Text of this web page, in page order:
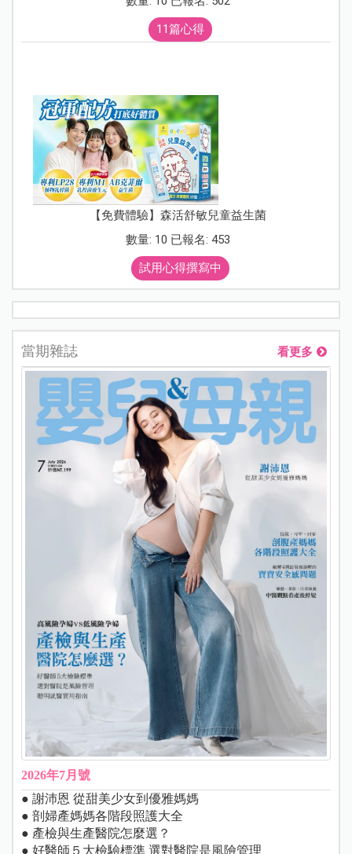
11篇心得
【免費體驗】森活舒敏兒童益生菌
數量: 10 已報名: 453
試用心得撰寫中
當期雜誌 看更多
2026年7月號
● 謝沛恩 從甜美少女到優雅媽媽
● 剖婦產媽媽各階段照護大全
● 產檢與生產醫院怎麼選？
● 好醫師５大檢驗標準 選對醫院是風險管理